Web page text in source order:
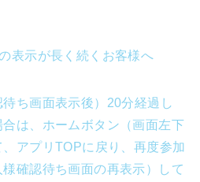
表示が長く続くお客様へ
ち画面表示後）20分経過し
は、ホームボタン（画面左下
アプリTOPに戻り、再度参加
確認待ち画面の再表示）して